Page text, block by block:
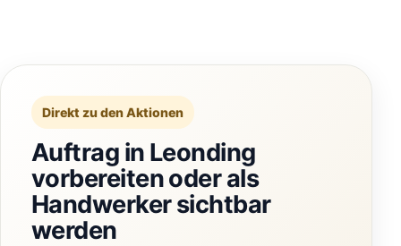
Direkt zu den Aktionen
Auftrag in Leonding
vorbereiten oder als
Handwerker sichtbar
werden